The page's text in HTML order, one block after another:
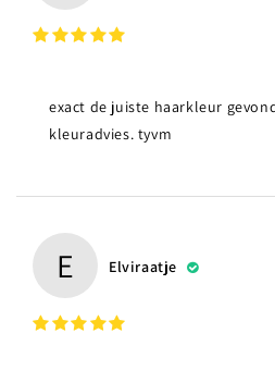
exact de juiste haarkleur
kleuradvies. tyvm
E Elviraatje